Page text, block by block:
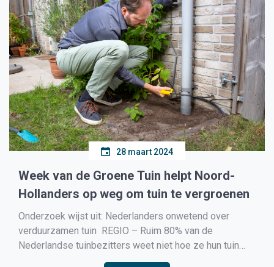
28 maart 2024
Week van de Groene Tuin helpt Noord-
Hollanders op weg om tuin te vergroenen
Onderzoek wijst uit: Nederlanders onwetend over
verduurzamen tuin REGIO – Ruim 80% van de
Nederlandse tuinbezitters weet niet hoe ze hun tuin
kunnen verduurzamen. Terwijl 73% van hen de zorg voor